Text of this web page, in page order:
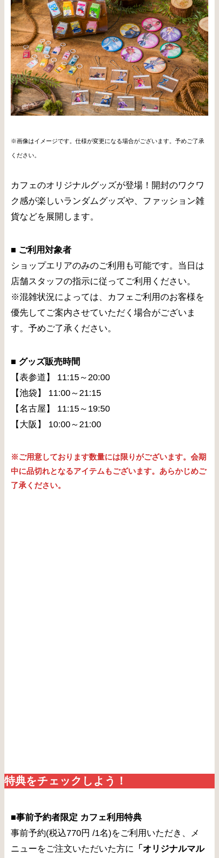
※画像はイメージです。仕様が変更になる場合がございます。予めご了承
ください。
カフェのオリジナルグッズが登場！開封のワクワ
ク感が楽しいランダムグッズや、ファッション雑
貨などを展開します。
■ ご利用対象者
ショップエリアのみのご利用も可能です。当日は
店舗スタッフの指示に従ってご利用ください。
※混雑状況によっては、カフェご利用のお客様を
優先してご案内させていただく場合がございま
す。予めご了承ください。
■ グッズ販売時間
【表参道】 11:15～20:00
【池袋】 11:00～21:15
【名古屋】 11:15～19:50
【大阪】 10:00～21:00
※ご用意しております数量には限りがございます。会期
中に品切れとなるアイテムもございます。あらかじめご
了承ください。
特典をチェックしよう！
■事前予約者限定 カフェ利用特典
事前予約(税込770円 /1名)をご利用いただき、メ
ニューをご注文いただいた方に 「オリジナルマル